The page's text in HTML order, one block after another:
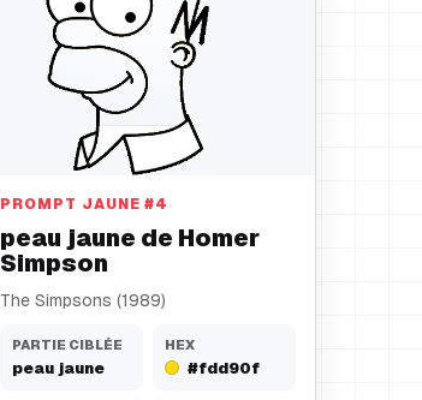
peau jaune
PROMPT JAUNE #4
peau jaune de Homer
Simpson
The Simpsons (1989)
PARTIE CIBLÉE
peau jaune
HEX
#fdd90f